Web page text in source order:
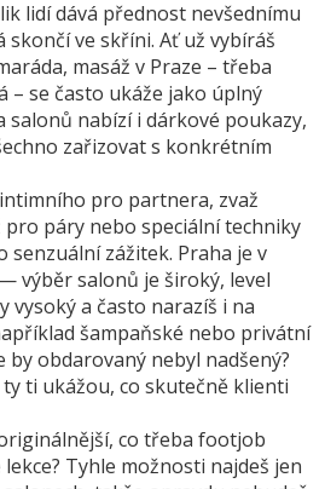
lidí dává přednost nevšednímu
skončí ve skříni. Ať už vybíráš
masáž v Praze – třeba
– se často ukáže jako úplný
salonů nabízí i dárkové poukazy,
zařizovat s konkrétním
pro partnera, zvaž
páry nebo speciální techniky
senzuální zážitek. Praha je v
výběr salonů je široký, level
vysoký a často narazíš i na
šampaňské nebo privátní
obdarovaný nebyl nadšený?
ti ukážou, co skutečně klienti
co třeba footjob
Tyhle možnosti najdeš jen